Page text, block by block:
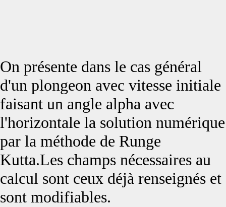
On présente dans le cas général
d'un plongeon avec vitesse initiale
faisant un angle alpha avec
l'horizontale la solution numérique
par la méthode de Runge
Kutta.Les champs nécessaires au
calcul sont ceux déjà renseignés et
sont modifiables.